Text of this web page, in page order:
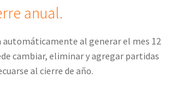
anual.
automáticamente al generar el mes 12
cambiar, eliminar y agregar partidas
al cierre de año.